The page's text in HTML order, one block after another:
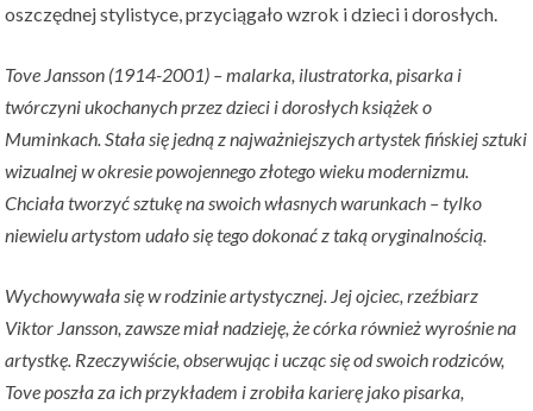
oszczędnej stylistyce, przyciągało wzrok i dzieci i dorosłych.
Tove Jansson (1914-2001) – malarka, ilustratorka, pisarka i
twórczyni ukochanych przez dzieci i dorosłych książek o
Muminkach. Stała się jedną z najważniejszych artystek fińskiej sztuki
wizualnej w okresie powojennego złotego wieku modernizmu.
Chciała tworzyć sztukę na swoich własnych warunkach – tylko
niewielu artystom udało się tego dokonać z taką oryginalnością.
Wychowywała się w rodzinie artystycznej. Jej ojciec, rzeźbiarz
Viktor Jansson, zawsze miał nadzieję, że córka również wyrośnie na
artystkę. Rzeczywiście, obserwując i ucząc się od swoich rodziców,
Tove poszła za ich przykładem i zrobiła karierę jako pisarka,